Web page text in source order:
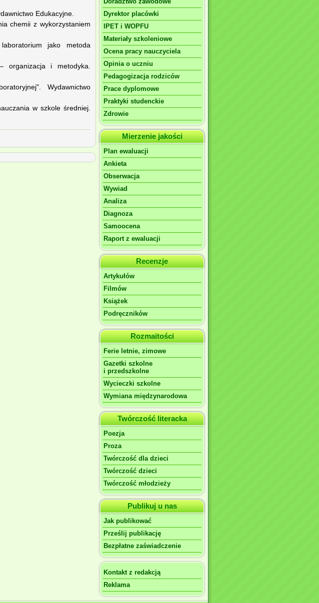
Edukacyjne.
chemii z wykorzystaniem
jako metoda
organizacja i metodyka.
Wydawnictwo
w szkole średniej.
Dyrektor placówki
IPET i WOPFU
Materiały szkoleniowe
Ocena pracy nauczyciela
Opinia o uczniu
Pedagogizacja rodziców
Prace dyplomowe
Praktyki studenckie
Zdrowie
Mierzenie jakości
Plan ewaluacji
Ankieta
Obserwacja
Wywiad
Analiza
Diagnoza
Samoocena
Raport z ewaluacji
Recenzje
Artykułów
Filmów
Książek
Podręczników
Rozmaitości
Ferie letnie, zimowe
Gazetki szkolne
i przedszkolne
Wycieczki szkolne
Wymiana międzynarodowa
Twórczość literacka
Poezja
Proza
Twórczość dla dzieci
Twórczość dzieci
Twórczość młodzieży
Publikuj u nas
Jak publikować
Prześlij publikację
Bezpłatne zaświadczenie
Kontakt z redakcją
Reklama